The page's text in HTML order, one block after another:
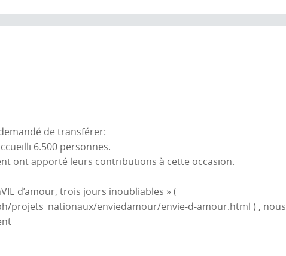
de transférer:
6.500 personnes.
ont apporté leurs contributions à cette occasion.
d’amour, trois jours inoubliables » (
projets_nationaux/enviedamour/envie-d-amour.html ) , nous